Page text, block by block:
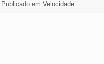
Publicado em Velocidade